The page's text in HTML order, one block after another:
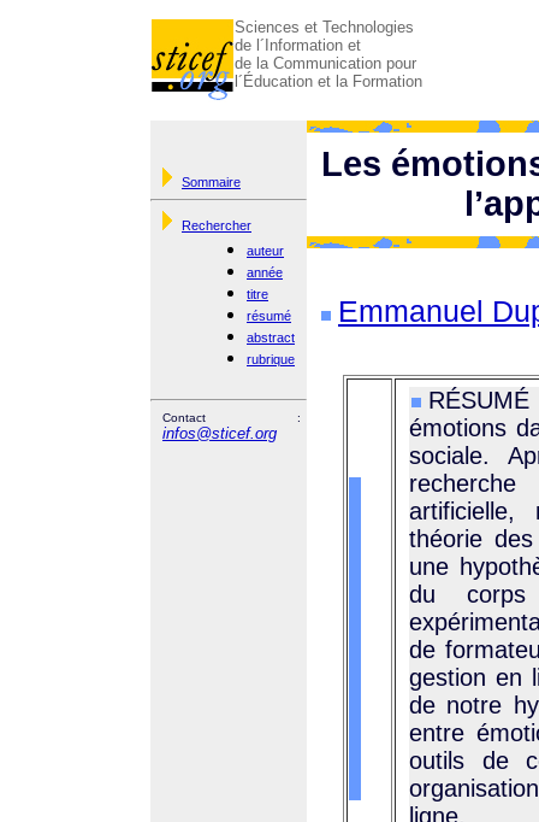
Sciences et Technologies
de l´Information et
de la Communication pour
l´Éducation et la Formation
Sommaire
Rechercher
auteur
année
titre
résumé
abstract
rubrique
Contact :
infos@sticef.org
Les
Emmanuel
émotions
sociale.
théorie
une
du
de
gestion en
de notre
entre
outils de
ligne.